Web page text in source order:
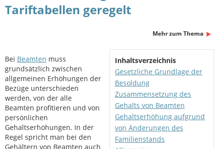
Tariftabellen geregelt
Mehr zum Thema
Inhaltsverzeichnis
Gesetzliche Grundlage der
Besoldung
Zusammensetzung des
Gehalts von Beamten
Gehaltserhöhung aufgrund
von Änderungen des
Familienstands
Bei Beamten muss
grundsätzlich zwischen
allgemeinen Erhöhungen der
Bezüge unterschieden
werden, von der alle
Beamten profitieren und von
persönlichen
Gehaltserhöhungen. In der
Regel spricht man bei den
Gehältern von Beamten auch